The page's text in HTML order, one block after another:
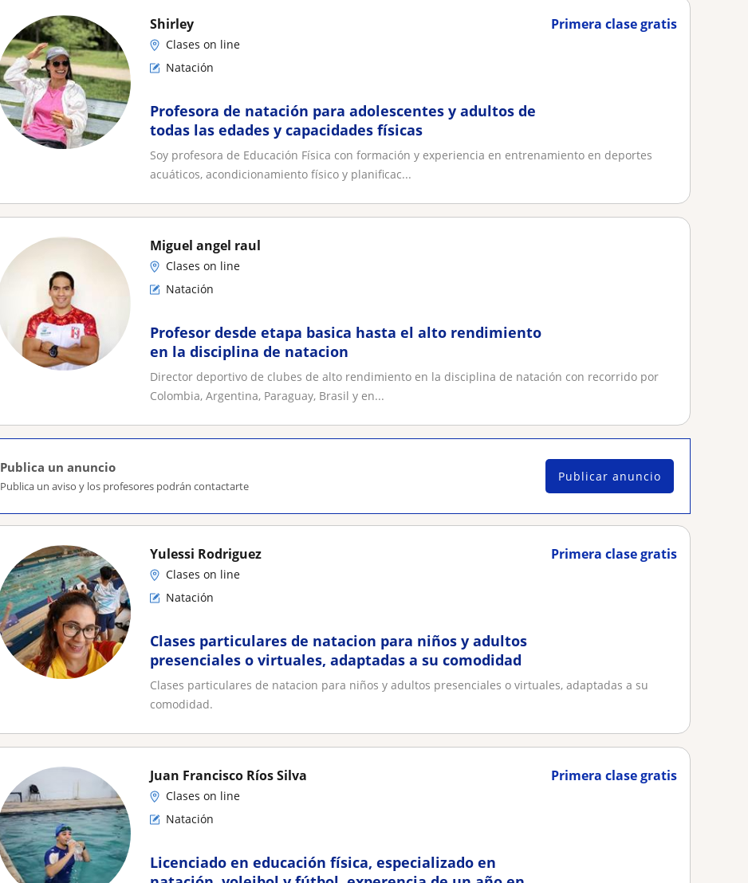
Primera clase gratis
Shirley
Clases on line
Natación
Profesora de natación para adolescentes y adultos de
todas las edades y capacidades físicas
Soy profesora de Educación Física con formación y experiencia en entrenamiento en deportes
acuáticos, acondicionamiento físico y planificac...
Miguel angel raul
Clases on line
Natación
Profesor desde etapa basica hasta el alto rendimiento
en la disciplina de natacion
Director deportivo de clubes de alto rendimiento en la disciplina de natación con recorrido por
Colombia, Argentina, Paraguay, Brasil y en...
Publica un anuncio
Publica un aviso y los profesores podrán contactarte
Publicar anuncio
Primera clase gratis
Yulessi Rodriguez
Clases on line
Natación
Clases particulares de natacion para niños y adultos
presenciales o virtuales, adaptadas a su comodidad
Clases particulares de natacion para niños y adultos presenciales o virtuales, adaptadas a su
comodidad.
Primera clase gratis
Juan Francisco Ríos Silva
Clases on line
Natación
Licenciado en educación física, especializado en